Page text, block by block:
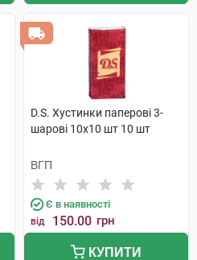
D.S. Хустинки паперові 3-
шарові 10х10 шт 10 шт
ВГП
Є в наявності
від 150.00 грн
КУПИТИ